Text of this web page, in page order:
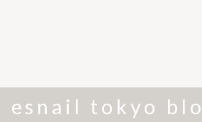
esnail tokyo